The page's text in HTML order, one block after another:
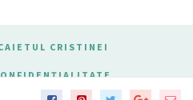
CRISTINEI
COOKIES